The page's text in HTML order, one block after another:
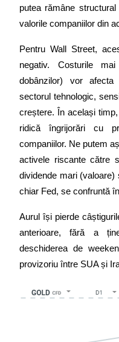
putea rămâne
valorile companiilor din
Pentru Wall Street,
negativ. Costurile
dobânzilor) vor afecta
sectorul tehnologic,
creștere. În același
ridică îngrijorări cu
companiilor. Ne putem
activele riscante către
dividende mari
chiar Fed, se confruntă
Aurul își pierde
anterioare, fără a
deschiderea de
provizoriu între SUA și